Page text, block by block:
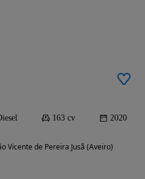
163 cv 2020
Vicente de Pereira Jusã (Aveiro)